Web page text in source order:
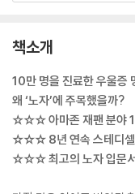
책소개
10만 명을 진료한 우울증
왜 ‘노자’에 주목했을까?
☆☆☆ 아마존 재팬 분야
☆☆☆ 8년 연속 스테디
☆☆☆ 최고의 노자 입문